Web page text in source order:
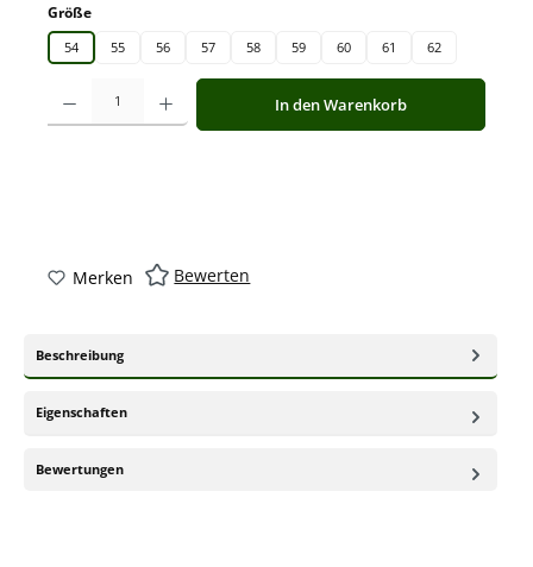
Größeauswählen
54 55 56 57 58 59 60 61 62
Produkt Anzahl: Gib den gewünschten Wert ein oder benutze die
In den Warenkorb
Merken Bewerten
Beschreibung
Eigenschaften
Bewertungen